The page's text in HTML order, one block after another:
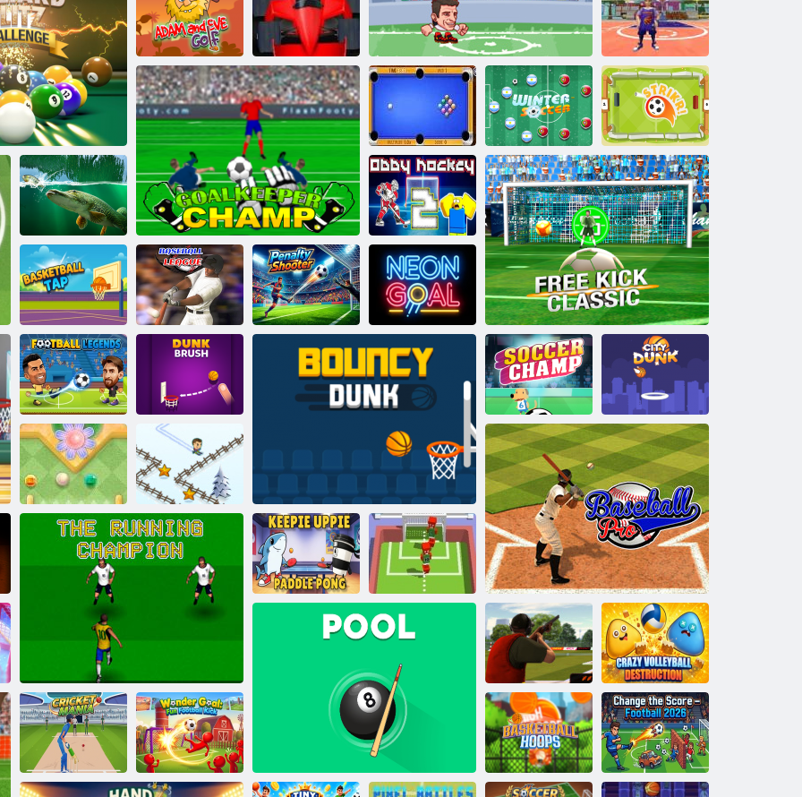
WM-Penalty
Heads Arena Euro Fußball
Leg Cinco
Köpfe Arena
Fußball Alle
Sterne
Blitz Challenge
Adam und Eva
Golf
Formel -Fieber Basketball. io
Torhüter Champ
Speed-Pool
King
Winterfußball Strikr!
Weidenteich Obby Hockey 2
Freistoß-Klassiker
Basketballhahn Baseball-Liga Elfmeterschütze Neonziel
Fußballlegenden Dunk -Pinsel
Fußball-
Champion
Stadt Dunk
Mini Puttgarden
Baseball Pro
Groovy Ski
Skeet
Herausforderung
Verrückte
Volleyball-
Zerstörung